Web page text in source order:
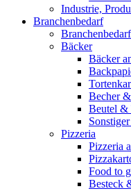
Industrie,
Branchenbedarf
Bäcker
Bäcker
Becher
Beutel &
Pizzeria
Pizzeria
Food to
Besteck